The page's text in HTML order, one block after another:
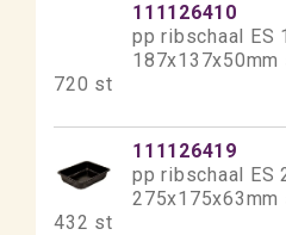
111126410
pp ribschaal ES
187x137x50mm
720 st
111126419
pp ribschaal ES
275x175x63mm
432 st